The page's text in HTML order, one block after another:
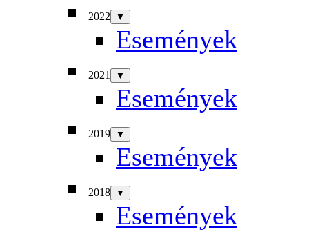
2022 ▼
Események
2021 ▼
Események
2019 ▼
Események
2018 ▼
Események